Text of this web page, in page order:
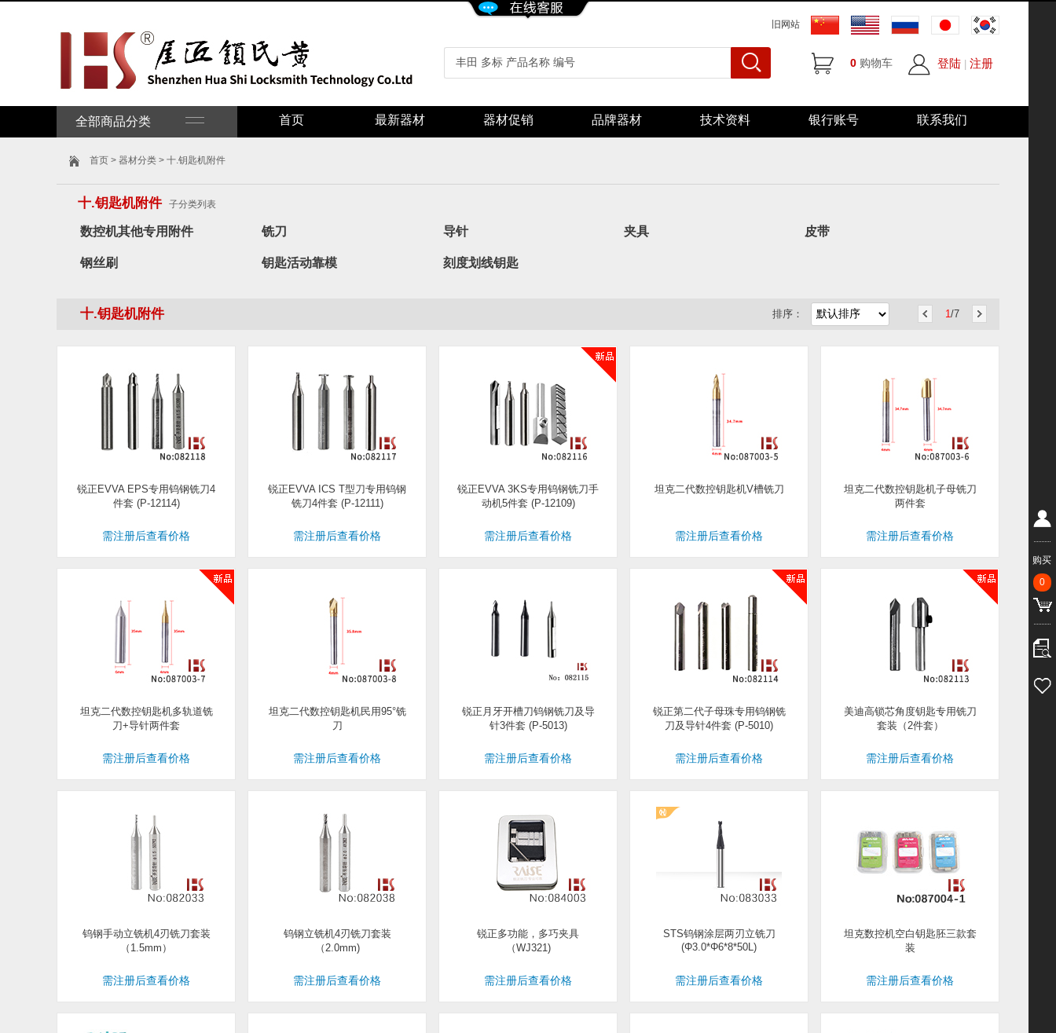
旧网站
0 购物车 登陆 注册
全部商品分类 首页 最新器材 器材促销 品牌器材 技术资料 银行账号 联系我们
首页 > 器材分类 > 十.钥匙机附件
十.钥匙机附件 子分类列表
数控机其他专用附件 铣刀 导针 夹具 皮带
钢丝刷 钥匙活动靠模 刻度划线钥匙
十.钥匙机附件 排序： 1/7
锐正EVVA EPS专用钨钢铣刀4
件套 (P-12114)
需注册后查看价格
锐正EVVA ICS T型刀专用钨钢
铣刀4件套 (P-12111)
需注册后查看价格
锐正EVVA 3KS专用钨钢铣刀手
动机5件套 (P-12109)
需注册后查看价格
坦克二代数控钥匙机V槽铣刀
需注册后查看价格
坦克二代数控钥匙机子母铣刀
两件套
需注册后查看价格
坦克二代数控钥匙机多轨道铣
刀+导针两件套
需注册后查看价格
坦克二代数控钥匙机民用95°铣
刀
需注册后查看价格
锐正月牙开槽刀钨钢铣刀及导
针3件套 (P-5013)
需注册后查看价格
锐正第二代子母珠专用钨钢铣
刀及导针4件套 (P-5010)
需注册后查看价格
美迪高锁芯角度钥匙专用铣刀
套装（2件套）
需注册后查看价格
钨钢手动立铣机4刃铣刀套装
（1.5mm）
需注册后查看价格
钨钢立铣机4刃铣刀套装
（2.0mm)
需注册后查看价格
锐正多功能，多巧夹具
（WJ321)
需注册后查看价格
STS钨钢涂层两刃立铣刀
(Φ3.0*Φ6*8*50L)
需注册后查看价格
坦克数控机空白钥匙胚三款套
装
需注册后查看价格
购买
0